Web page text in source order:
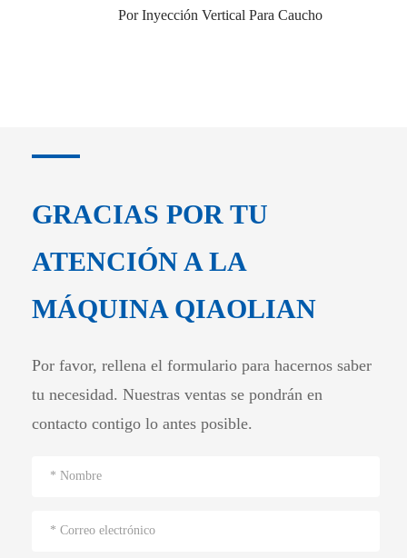
Por Inyección Vertical Para Caucho
GRACIAS POR TU
ATENCIÓN A LA
MÁQUINA QIAOLIAN
Por favor, rellena el formulario para hacernos saber
tu necesidad. Nuestras ventas se pondrán en
contacto contigo lo antes posible.